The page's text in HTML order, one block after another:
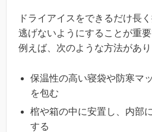
ドライアイスをできるだけ長
逃げないようにすることが重要
例えば、次のような方法があり
保温性の高い寝袋や防寒マ
を包む
棺や箱の中に安置し、内部
する